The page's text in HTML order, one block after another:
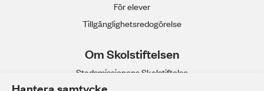
För elever
Tillgänglighetsredogörelse
Om Skolstiftelsen
Stadsmissionens Skolstiftelse